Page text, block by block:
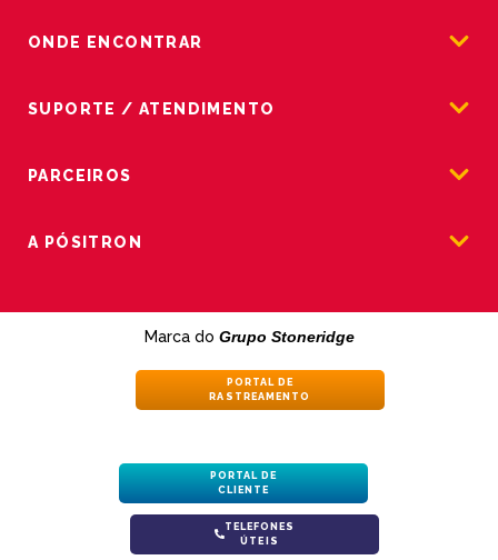
ONDE ENCONTRAR
SUPORTE / ATENDIMENTO
PARCEIROS
A PÓSITRON
Marca do Grupo Stoneridge
PORTAL DE
RASTREAMENTO
PORTAL DE
CLIENTE
TELEFONES
ÚTEIS